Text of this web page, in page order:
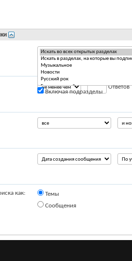
Включая подразделы
Ответов
как:
Темы
Сообщения